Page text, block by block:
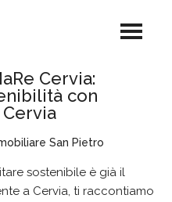
Cervia:
con
San Pietro
sostenibile è già il
a Cervia, ti raccontiamo